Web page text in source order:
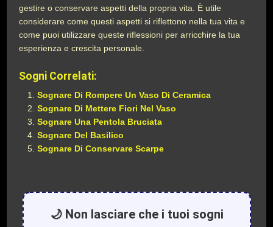
gestire o conservare aspetti della propria vita. È utile
considerare come questi aspetti si riflettono nella tua vita e
come puoi utilizzare queste riflessioni per arricchire la tua
esperienza e crescita personale.
Sogni Correlati:
Sognare Di Rompere Un Vaso Di Ceramica
Sognare Di Mettere Fiori Nel Vaso
Sognare Una Pentola Bruciata
Sognare Del Basilico
Sognare Di Conservare Scarpe
🌙 Non lasciare che i tuoi sogni